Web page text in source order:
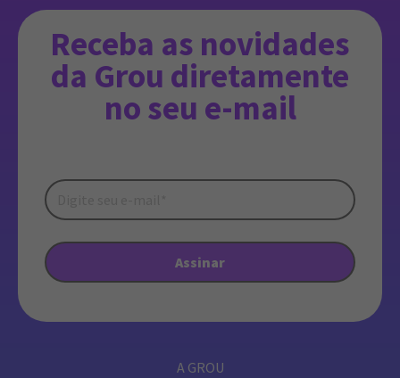
A GROU
Receba as novidades
da Grou diretamente
no seu e-mail